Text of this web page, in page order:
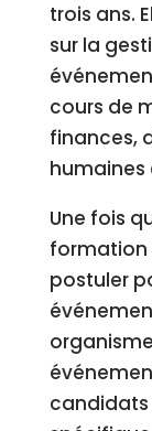
trois ans.
sur la
cours de
finances,
humaines
Une fois
formation
postuler